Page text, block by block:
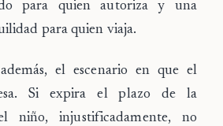
para quien autoriza y una
para quien viaja.
el escenario en que el
Si expira el plazo de la
el niño,injustificadamente, no